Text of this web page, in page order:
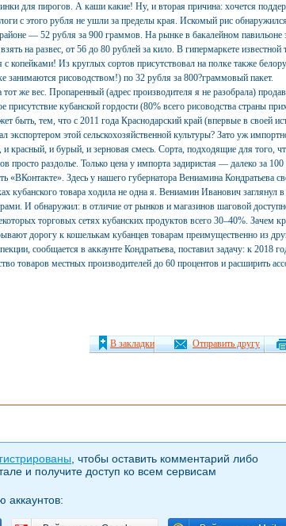
для пирогов. А каши какие! Ну, и вторая причина: хочется
с этого рубля не ушли за пределы края. Искомый рис
— 52 рубля за 900 граммов. На рынке в бакалейном павильоне
на развес, от 56 до 80 рублей за кило. В гипермаркете известной
с копейками! Из круглых сортов присутствовал на полке также
занимаются рисоводством!) по 32 рубля за 800?граммовый пакет.
же вес. Пропаренный (адрес производителя я не разобрала)
присутствие кубанской гордости (80% всего рисоводства страны
быть, тем, что с 2011 года Краснодарский край (впервые в своей
экспортером этой сельскохозяйственной культуры? Зато уж
красный, и бурый, и зерновая смесь. Сорта, подходящие для того,
просто раздолье. Только цена у импорта задиристая — далеко за 100
«ВКонтакте». Здесь у нашего губернатора Вениамина Кондратьева
кубанского товара ходила не одна я. Вениамин Иванович заглянул в
И обнаружил: в отличие от рынков и магазинов шаговой
торговых сетях кубанских продуктов всего 30–40%. Зачем
дорогу к кошелькам кубанцев товарам преимущественно из
сообщается в аккаунте Кондратьева, поставил задачу: к 2018
товаров местных производителей до 60 процентов и расширить
В закладки Отправить другу
, чтобы оставить комментарий либо
и получите доступ ко всем сервисам